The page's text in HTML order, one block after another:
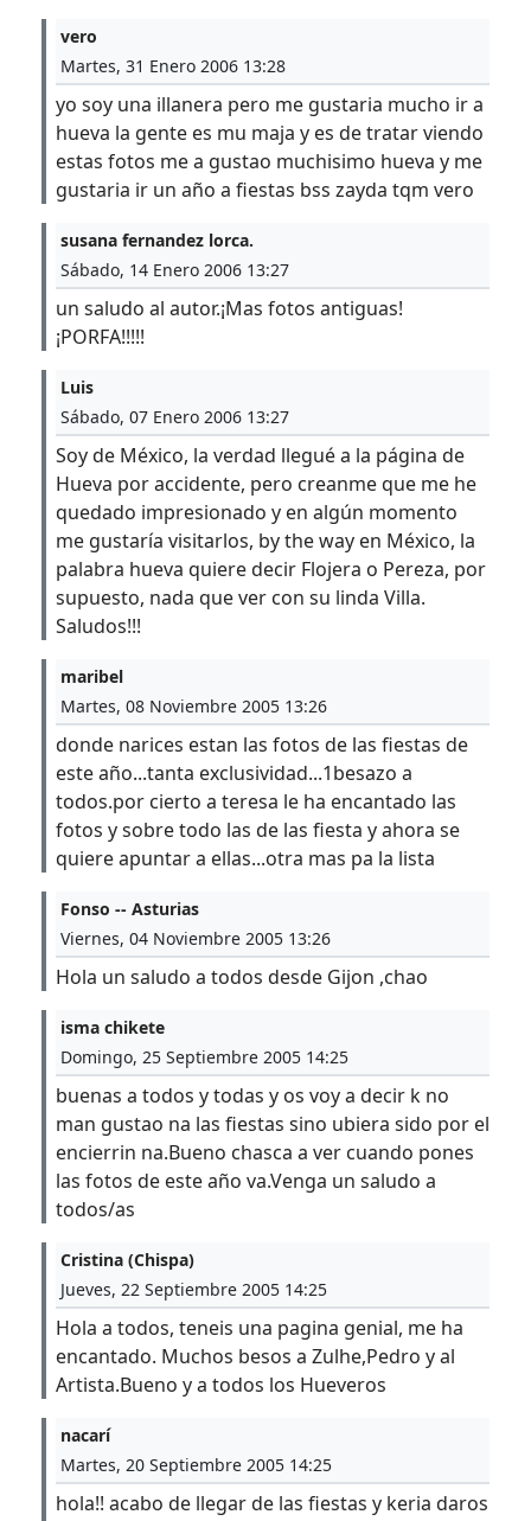
vero
Martes, 31 Enero 2006 13:28
yo soy una illanera pero me gustaria mucho ir a
hueva la gente es mu maja y es de tratar viendo
estas fotos me a gustao muchisimo hueva y me
gustaria ir un año a fiestas bss zayda tqm vero
susana fernandez lorca.
Sábado, 14 Enero 2006 13:27
un saludo al autor.¡Mas fotos antiguas!
¡PORFA!!!!!
Luis
Sábado, 07 Enero 2006 13:27
Soy de México, la verdad llegué a la página de
Hueva por accidente, pero creanme que me he
quedado impresionado y en algún momento
me gustaría visitarlos, by the way en México, la
palabra hueva quiere decir Flojera o Pereza, por
supuesto, nada que ver con su linda Villa.
Saludos!!!
maribel
Martes, 08 Noviembre 2005 13:26
donde narices estan las fotos de las fiestas de
este año...tanta exclusividad...1besazo a
todos.por cierto a teresa le ha encantado las
fotos y sobre todo las de las fiesta y ahora se
quiere apuntar a ellas...otra mas pa la lista
Fonso -- Asturias
Viernes, 04 Noviembre 2005 13:26
Hola un saludo a todos desde Gijon ,chao
isma chikete
Domingo, 25 Septiembre 2005 14:25
buenas a todos y todas y os voy a decir k no
man gustao na las fiestas sino ubiera sido por el
encierrin na.Bueno chasca a ver cuando pones
las fotos de este año va.Venga un saludo a
todos/as
Cristina (Chispa)
Jueves, 22 Septiembre 2005 14:25
Hola a todos, teneis una pagina genial, me ha
encantado. Muchos besos a Zulhe,Pedro y al
Artista.Bueno y a todos los Hueveros
nacarí
Martes, 20 Septiembre 2005 14:25
hola!! acabo de llegar de las fiestas y keria daros